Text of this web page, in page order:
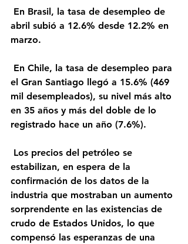
abril subió a 12.6% desde 12.2% en
marzo.
el Gran Santiago llegó a 15.6% (469
mil desempleados), su nivel más alto
en 35 años y más del doble de lo
registrado hace un año (7.6%).
estabilizan, en espera de la
confirmación de los datos de la
industria que mostraban un aumento
sorprendente en las existencias de
crudo de Estados Unidos, lo que
compensó las esperanzas de una